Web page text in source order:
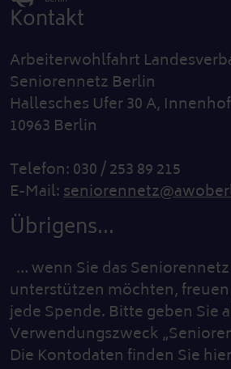
Kontakt
Arbeiterwohlfahrt
Seniorennetz Berlin
Hallesches Ufer 30 A, Innenhof
10963 Berlin
Telefon: 030 / 253 89 215
E-Mail:
Übrigens...
… wenn Sie das
unterstützen möchten,
jede Spende. Bitte geben Sie
Verwendungszweck
Die Kontodaten finden Sie